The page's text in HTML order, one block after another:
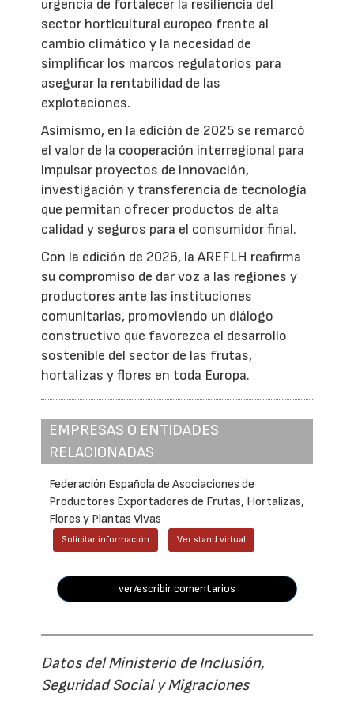
urgencia de fortalecer la resiliencia del
sector horticultural europeo frente al
cambio climático y la necesidad de
simplificar los marcos regulatorios para
asegurar la rentabilidad de las
explotaciones.
Asimismo, en la edición de 2025 se remarcó
el valor de la cooperación interregional para
impulsar proyectos de innovación,
investigación y transferencia de tecnología
que permitan ofrecer productos de alta
calidad y seguros para el consumidor final.
Con la edición de 2026, la AREFLH reafirma
su compromiso de dar voz a las regiones y
productores ante las instituciones
comunitarias, promoviendo un diálogo
constructivo que favorezca el desarrollo
sostenible del sector de las frutas,
hortalizas y flores en toda Europa.
EMPRESAS O ENTIDADES
RELACIONADAS
Federación Española de Asociaciones de
Productores Exportadores de Frutas, Hortalizas,
Flores y Plantas Vivas
Solicitar información Ver stand virtual
ver/escribir comentarios
Datos del Ministerio de Inclusión,
Seguridad Social y Migraciones